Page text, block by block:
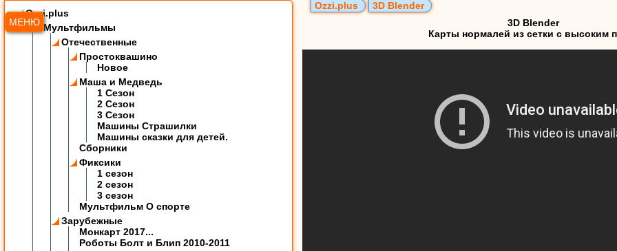
МЕНЮ
Ozzi.plus
Мультфильмы
Отечественные
Простоквашино
Новое
Маша и Медведь
1 Сезон
2 Сезон
3 Сезон
Машины Страшилки
Машины сказки для детей.
Сборники
Фиксики
1 сезон
2 сезон
3 сезон
Мультфильм О спорте
Зарубежные
Монкарт 2017...
Роботы Болт и Блип 2010-2011
Ozzi.plus
3D Blender
3D Blender
Карты нормалей из сетки с высоким